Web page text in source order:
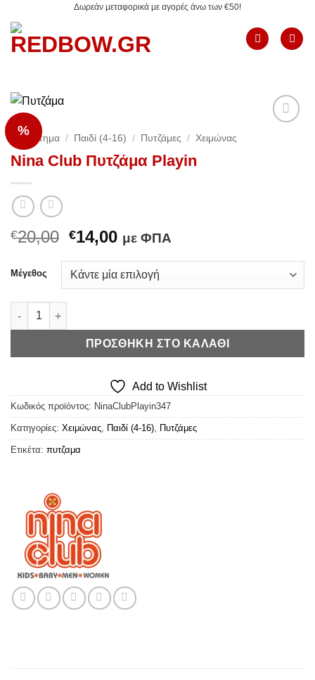
στο
περιεχόμενο
Δωρεάν μεταφορικά με αγορές άνω των €50!
%
Κατάστημα / Παιδί (4-16) / Πυτζάμες / Χειμώνας
Nina Club Πυτζάμα Playin
€20,00 Original
was:
€20,00.
€14,00Η
τιμή
είναι:
με ΦΠΑ
Μέγεθος
Nina Club Πυτζάμα Playin ποσότητα
ΠΡΟΣΘΉΚΗ ΣΤΟ ΚΑΛΆΘΙ
Add to Wishlist
Κωδικός προϊόντος: NinaClubPlayin347
Κατηγορίες: Χειμώνας, Παιδί (4-16), Πυτζάμες
Ετικέτα: πυτζαμα